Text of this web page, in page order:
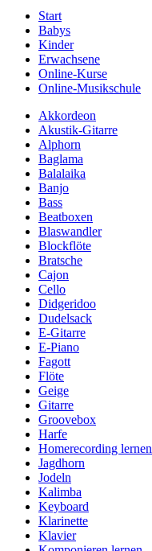
Start
Babys
Kinder
Erwachsene
Online-Kurse
Online-Musikschule
Akkordeon
Akustik-Gitarre
Alphorn
Baglama
Balalaika
Banjo
Bass
Beatboxen
Blaswandler
Blockflöte
Bratsche
Cajon
Cello
Didgeridoo
Dudelsack
E-Gitarre
E-Piano
Fagott
Flöte
Geige
Gitarre
Groovebox
Harfe
Homerecording lernen
Jagdhorn
Jodeln
Kalimba
Keyboard
Klarinette
Klavier